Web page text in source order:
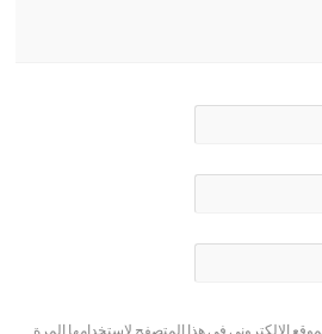
الإلكتروني في هذا المتصفح لاستخدامها المرة